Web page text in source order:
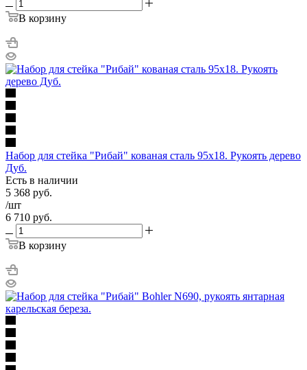
В корзину
Набор для стейка "Рибай" кованая сталь 95х18. Рукоять дерево
Дуб.
Есть в наличии
5 368 руб.
/шт
6 710 руб.
В корзину